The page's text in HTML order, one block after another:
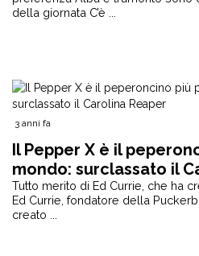
della giornata C’è ...
3 anni fa
Il Pepper X è il
mondo: surclassato il
Tutto merito di Ed Currie, che ha
Ed Currie, fondatore della
creato ...